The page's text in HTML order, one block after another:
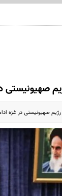
صهیونیستی در
صهیونیستی در غزه